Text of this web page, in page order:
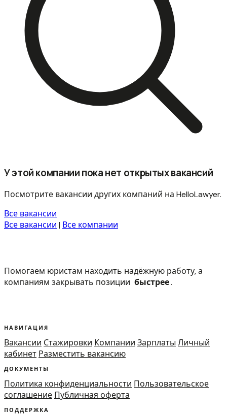
У этой компании пока нет открытых вакансий
Посмотрите вакансии других компаний на HelloLawyer.
Все вакансии
Все вакансии | Все компании
Помогаем юристам находить надёжную работу, а
компаниям закрывать позиции быстрее.
НАВИГАЦИЯ
Вакансии Стажировки Компании Зарплаты Личный
кабинет Разместить вакансию
ДОКУМЕНТЫ
Политика конфиденциальности Пользовательское
соглашение Публичная оферта
ПОДДЕРЖКА